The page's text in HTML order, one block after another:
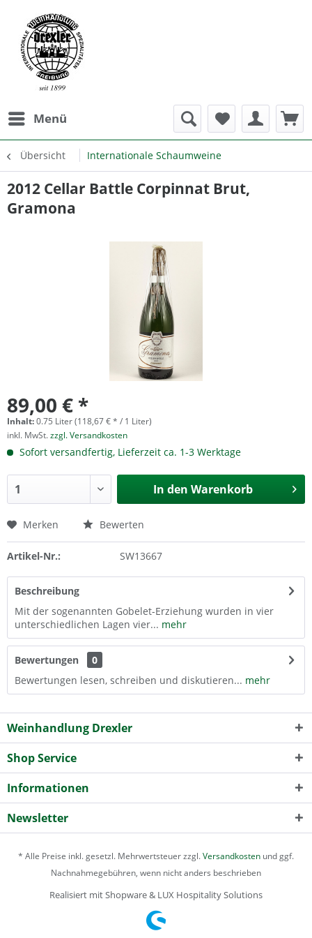
Menü
Übersicht Internationale Schaumweine
2012 Cellar Battle Corpinnat Brut,
Gramona
89,00 € *
Inhalt:0.75 Liter (118,67 € * / 1 Liter)
inkl. MwSt.zzgl. Versandkosten
Sofort versandfertig, Lieferzeit ca. 1-3 Werktage
In den Warenkorb
Merken Bewerten
Artikel-Nr.: SW13667
Beschreibung
Mit der sogenannten Gobelet-Erziehung wurden in vier
unterschiedlichen Lagen vier... mehr
Bewertungen
0
Bewertungen lesen, schreiben und diskutieren... mehr
Weinhandlung Drexler
Shop Service
Informationen
Newsletter
* Alle Preise inkl. gesetzl. Mehrwertsteuer zzgl.Versandkosten und ggf.
Nachnahmegebühren, wenn nicht anders beschrieben
Realisiert mit Shopware & LUX Hospitality Solutions